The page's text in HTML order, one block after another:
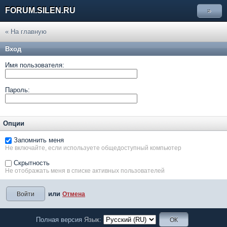
FORUM.SILEN.RU »
« На главную
Вход
Имя пользователя:
Пароль:
Опции
Запомнить меня
Не включайте, если используете общедоступный компьютер
Скрытность
Не отображать меня в списке активных пользователей
или Отмена
Полная версия Язык: